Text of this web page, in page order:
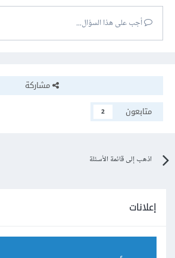
أجب على هذا السؤال...
مشاركة
متابعون
2
اذهب إلى قائمة الأسئلة
إعلانات